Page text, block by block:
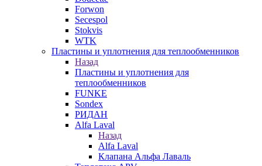
Forwon
Secespol
Stokvis
WTK
Пластины и уплотнения для теплообменников
Назад
Пластины и уплотнения для
теплообменников
FUNKE
Sondex
РИДАН
Alfa Laval
Назад
Alfa Laval
Клапана Альфа Лаваль